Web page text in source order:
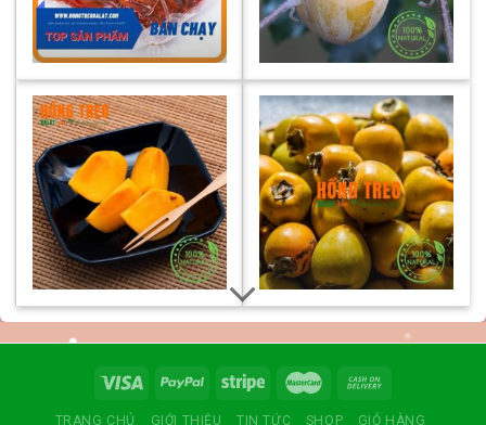
TRANG CHỦ GIỚI THIỆU TIN TỨC SHOP GIỎ HÀNG